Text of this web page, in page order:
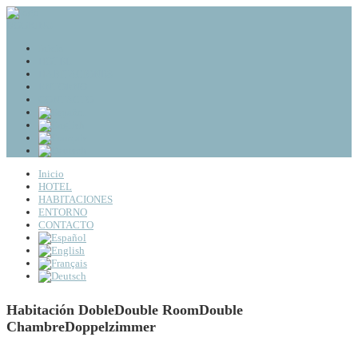
Inicio
HOTEL
HABITACIONES
ENTORNO
CONTACTO
Habitación DobleDouble RoomDouble
ChambreDoppelzimmer